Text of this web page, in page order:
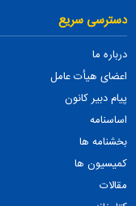
دسترسی سریع
درباره ما
اعضای هیأت عامل
پیام دبیر کانون
اساسنامه
بخشنامه ها
کمیسیون ها
مقالات